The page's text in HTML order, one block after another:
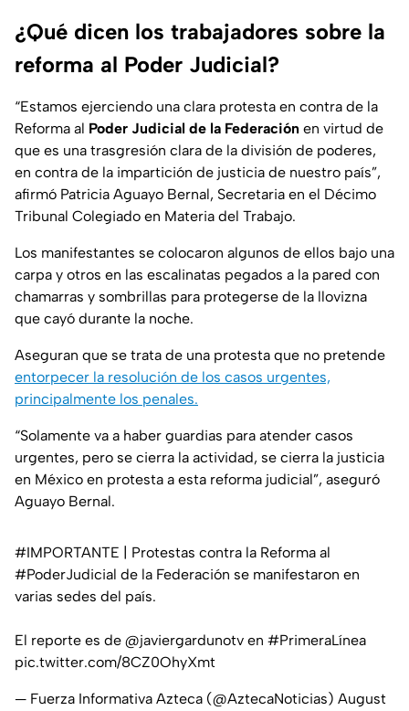
¿Qué dicen los trabajadores sobre la
reforma al Poder Judicial?
“Estamos ejerciendo una clara protesta en contra de la
Reforma al Poder Judicial de la Federación en virtud de
que es una trasgresión clara de la división de poderes,
en contra de la impartición de justicia de nuestro país”,
afirmó Patricia Aguayo Bernal, Secretaria en el Décimo
Tribunal Colegiado en Materia del Trabajo.
Los manifestantes se colocaron algunos de ellos bajo una
carpa y otros en las escalinatas pegados a la pared con
chamarras y sombrillas para protegerse de la llovizna
que cayó durante la noche.
Aseguran que se trata de una protesta que no pretende
entorpecer la resolución de los casos urgentes,
principalmente los penales.
“Solamente va a haber guardias para atender casos
urgentes, pero se cierra la actividad, se cierra la justicia
en México en protesta a esta reforma judicial”, aseguró
Aguayo Bernal.
#IMPORTANTE | Protestas contra la Reforma al
#PoderJudicial de la Federación se manifestaron en
varias sedes del país.
El reporte es de @javiergardunotv en #PrimeraLínea
pic.twitter.com/8CZ0OhyXmt
— Fuerza Informativa Azteca (@AztecaNoticias) August